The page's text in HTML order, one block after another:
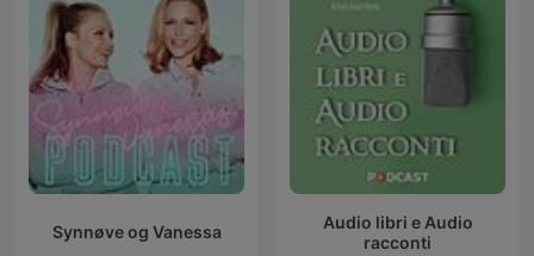
Synnøve og Vanessa
Audio libri e Audio
racconti